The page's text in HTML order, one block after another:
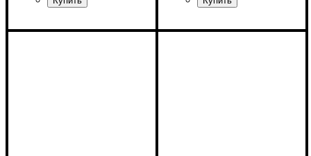
Ширина: 70 см
Ширина: 70 см